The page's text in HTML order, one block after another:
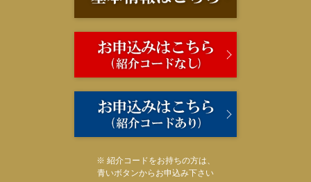
※ 紹介コードをお持ちの方は、
青いボタンからお申込み下さい